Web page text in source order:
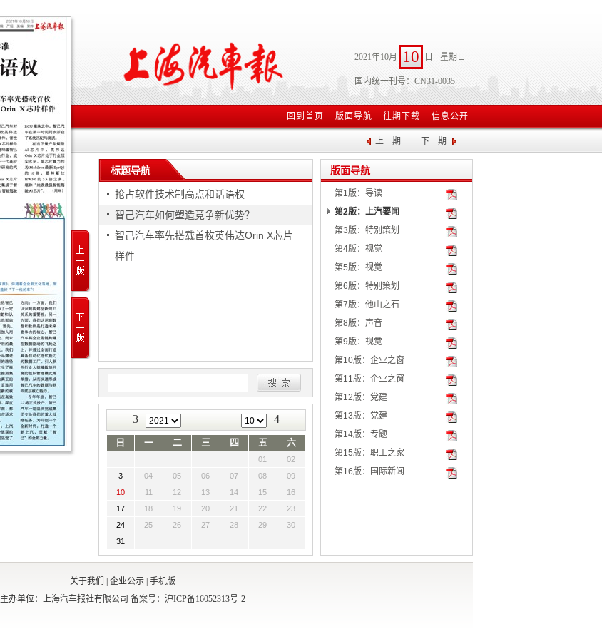
2021年10月 10 日 星期日
国内统一刊号：CN31-0035
回到首页 版面导航 往期下载 信息公开
上一期 下一期
版面导航
第1版：导读
第2版：上汽要闻
第3版：特别策划
第4版：视觉
第5版：视觉
第6版：特别策划
第7版：他山之石
第8版：声音
第9版：视觉
第10版：企业之窗
第11版：企业之窗
第12版：党建
第13版：党建
第14版：专题
第15版：职工之家
第16版：国际新闻
标题导航
抢占软件技术制高点和话语权
智己汽车如何塑造竞争新优势？
智己汽车率先搭载首枚英伟达Orin X芯片
样件
3 4
日 一 二 三 四 五 六
01
02
3
04 05 06 07 08
09
10
11 12 13 14 15
16
17
18 19 20 21 22
23
24
25 26 27 28 29
30
31
关于我们 企业公示 手机版
主办单位：上海汽车报社有限公司 备案号：沪ICP备16052313号-2